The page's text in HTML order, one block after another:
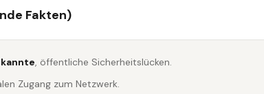
Fakten)
, öffentliche Sicherheitslücken.
Zugang zum Netzwerk.